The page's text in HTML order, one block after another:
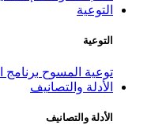
التوعية
التوعية
توعية المسوح برنامج
الأدلة والتصانيف
الأدلة والتصانيف